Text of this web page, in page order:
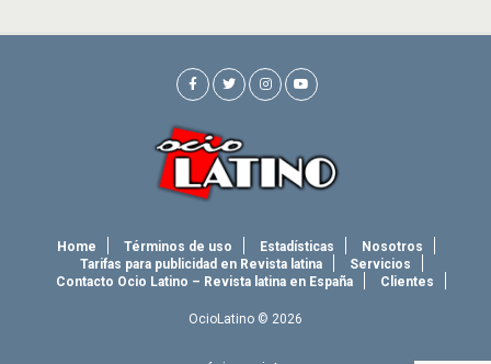
Home Términos de uso Estadísticas
Nosotros
Tarifas para publicidad en Revista latina
Servicios
Contacto Ocio Latino – Revista latina en España
Clientes
OcioLatino © 2026